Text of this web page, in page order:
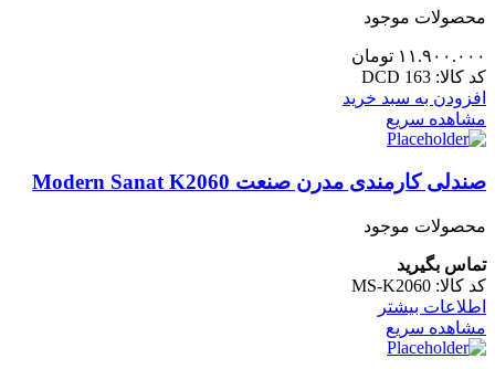
محصولات موجود
۱۱.۹۰۰.۰۰۰ تومان
کد کالا: DCD 163
افزودن به سبد خرید
مشاهده سریع
صندلی کارمندی مدرن صنعت Modern Sanat K2060
محصولات موجود
تماس بگیرید
کد کالا: MS-K2060
اطلاعات بیشتر
مشاهده سریع